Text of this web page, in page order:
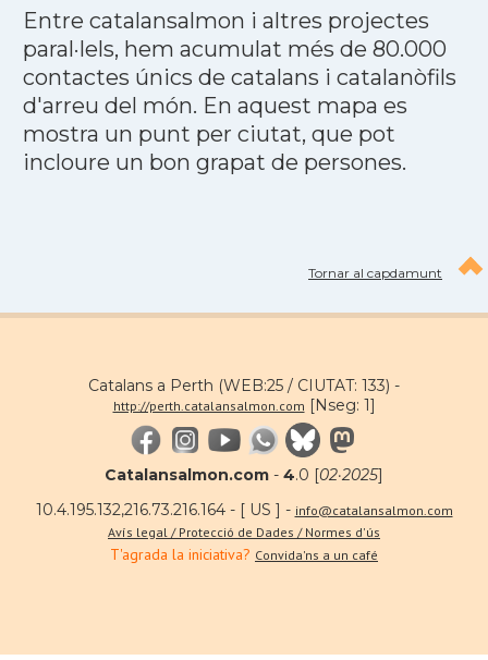
Entre catalansalmon i altres projectes
paral·lels, hem acumulat més de 80.000
contactes únics de catalans i catalanòfils
d'arreu del món. En aquest mapa es
mostra un punt per ciutat, que pot
incloure un bon grapat de persones.
Tornar al capdamunt
Catalans a Perth (WEB:25 / CIUTAT: 133) -
http://perth.catalansalmon.com [Nseg: 1]
Catalansalmon.com - 4.0 [02·2025]
10.4.195.132,216.73.216.164 - [ US ] - info@catalansalmon.com
Avís legal / Protecció de Dades / Normes d'ús
T'agrada la iniciativa? Convida'ns a un café